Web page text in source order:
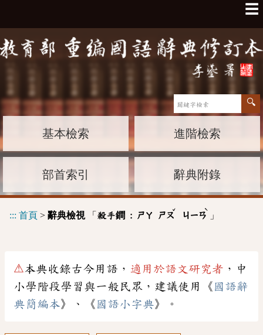
☰
基本檢索 進階檢索
部首索引 辭典附錄
::: 首頁 > 辭典檢視「 殺手鐧 : ㄕㄚ ㄕㄡ
ˇ
ㄐㄧㄢ
ˋ
」
⚠本典收錄古今用語， 適用於語文研究者 ，中
小學階段學習與一般民眾，建議使用《 國語辭
典簡編本》、《 國語小字典》。